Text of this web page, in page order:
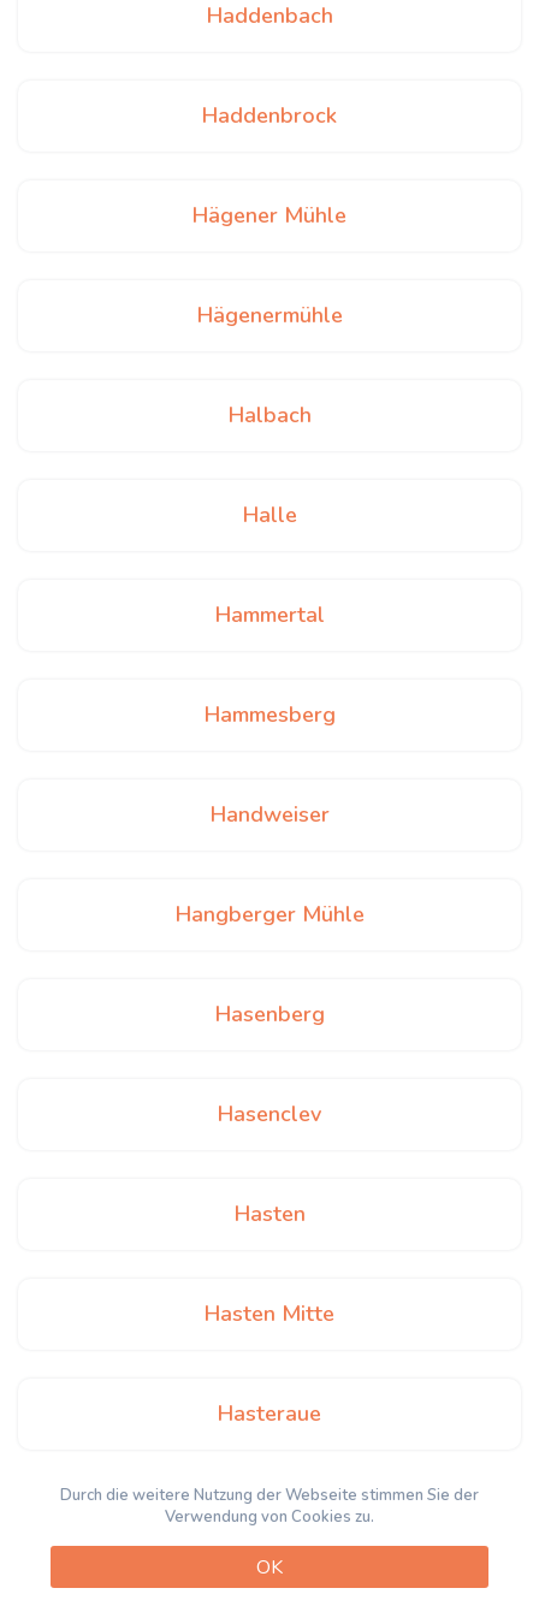
Haddenbach
Haddenbrock
Hägener Mühle
Hägenermühle
Halbach
Halle
Hammertal
Hammesberg
Handweiser
Hangberger Mühle
Hasenberg
Hasenclev
Hasten
Hasten Mitte
Hasteraue
Heidhof
Durch die weitere Nutzung der Webseite stimmen Sie der
Verwendung von Cookies zu.
OK